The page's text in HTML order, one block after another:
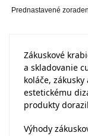
Zákuskové
a skladovanie
koláče,
estetickému
produkty
Výhody